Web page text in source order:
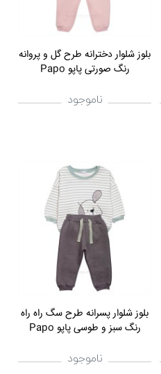
بلوز شلوار دخترانه طرح گل و پروانه
رنگ صورتی پاپو Papo
ناموجود
بلوز شلوار پسرانه طرح سگ راه راه
رنگ سبز و طوسی پاپو Papo
ناموجود